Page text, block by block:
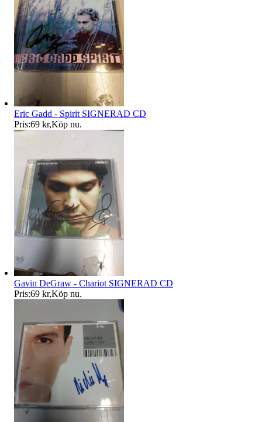
Eric Gadd - Spirit SIGNERAD CD
Pris:69 kr,Köp nu.
Gavin DeGraw - Chariot SIGNERAD CD
Pris:69 kr,Köp nu.